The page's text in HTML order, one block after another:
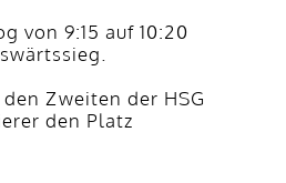
von 9:15 auf 10:20
Zweiten der HSG
den Platz